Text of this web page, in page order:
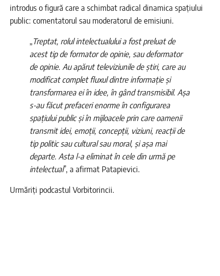
introdus o figură care a schimbat radical dinamica spațiului
public: comentatorul sau moderatorul de emisiuni.
„Treptat, rolul intelectualului a fost preluat de
acest tip de formator de opinie, sau deformator
de opinie. Au apărut televiziunile de știri, care au
modificat complet fluxul dintre informație și
transformarea ei în idee, în gând transmisibil. Așa
s-au făcut prefaceri enorme în configurarea
spațiului public și în mijloacele prin care oamenii
transmit idei, emoții, concepții, viziuni, reacții de
tip politic sau cultural sau moral, și așa mai
departe. Asta l-a eliminat în cele din urmă pe
intelectual”, a afirmat Patapievici.
Urmăriți podcastul Vorbitorincii.